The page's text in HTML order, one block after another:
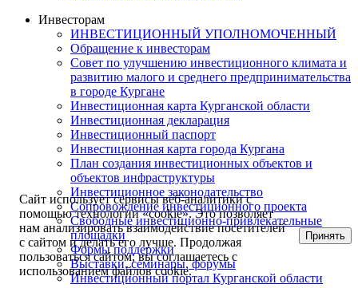
Инвесторам
ИНВЕСТИЦИОННЫЙ УПОЛНОМОЧЕННЫЙ
Обращение к инвесторам
Совет по улучшению инвестиционного климата и
развитию малого и среднего предпринимательства
в городе Кургане
Инвестиционная карта Курганской области
Инвестиционная декларация
Инвестиционный паспорт
Инвестиционная карта города Кургана
План создания инвестиционных объектов и
объектов инфраструктуры
Инвестиционное законодательство
Сопровождение инвестиционного проекта
Свободные инвестиционно-привлекательные
площадки
Формы поддержки
Выставки, семинары, форумы
Инвестиционный портал Курганской области
Сайт использует сервисы веб-аналитики с
помощью технологии «cookie». Это позволяет
нам анализировать взаимодействие посетителей
с сайтом и делать его лучше. Продолжая
пользоваться сайтом, вы соглашаетесь с
использованием файлов cookie.
Принять